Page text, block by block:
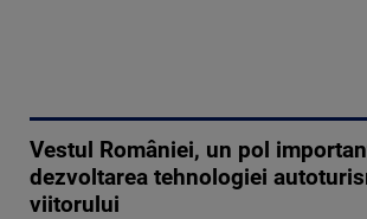
Vestul României, un pol
dezvoltarea tehnologiei
viitorului